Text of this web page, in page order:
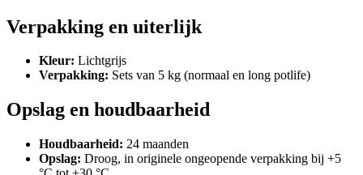
Verpakking en uiterlijk
Kleur: Lichtgrijs
Verpakking: Sets van 5 kg (normaal en long potlife)
Opslag en houdbaarheid
Houdbaarheid: 24 maanden
Opslag: Droog, in originele ongeopende verpakking bij +5